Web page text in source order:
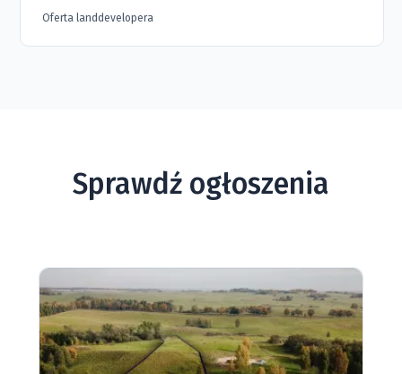
Oferta landdevelopera
Sprawdź ogłoszenia